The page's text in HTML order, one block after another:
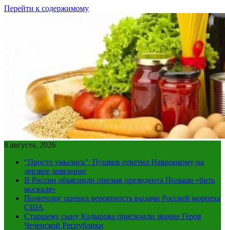
Перейти к содержимому
8 августа, 2026
“Просто умылись”: Пушков ответил Навроцкому на
дерзкое заявление
В России объяснили призыв президента Польши «бить
москаля»
Политолог оценил вероятность выдачи Россией морпеха
США
Старшему сыну Кадырова присвоили звание Героя
Чеченской Республики